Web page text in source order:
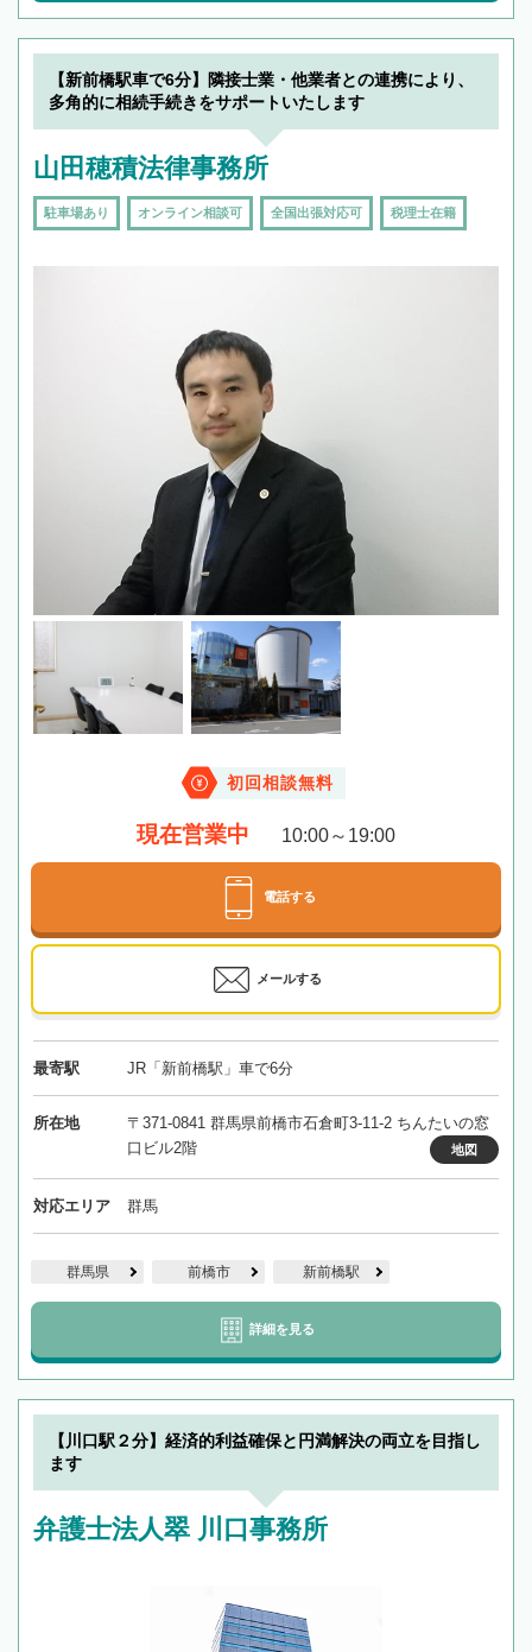
【新前橋駅車で6分】隣接士業・他業者との連携により、
多角的に相続手続きをサポートいたします
山田穂積法律事務所
駐車場あり オンライン相談可 全国出張対応可 税理士在籍
初回相談無料
現在営業中 10:00～19:00
電話する
メールする
最寄駅 JR「新前橋駅」車で6分
所在地
〒371-0841 群馬県前橋市石倉町3-11-2 ちんたいの窓
口ビル2階
地図
対応エリア 群馬
群馬県 前橋市 新前橋駅
詳細を見る
【川口駅２分】経済的利益確保と円満解決の両立を目指し
ます
弁護士法人翠 川口事務所